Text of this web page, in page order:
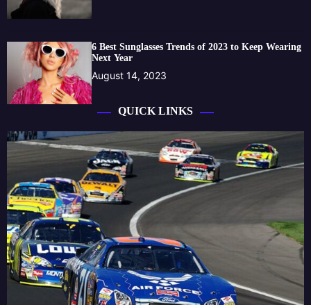
6 Best Sunglasses Trends of 2023 to Keep Wearing
Next Year
August 14, 2023
QUICK LINKS